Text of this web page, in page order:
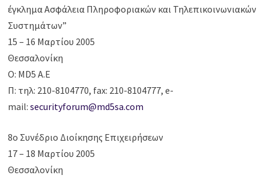
έγκλημα Ασφάλεια Πληροφοριακών και Τηλεπικοινωνιακών
Συστημάτων”
15 – 16 Μαρτίου 2005
Θεσσαλονίκη
Ο: MD5 A.E
Π: τηλ: 210-8104770, fax: 210-8104777, e-
mail:securityforum@md5sa.com
8ο Συνέδριο Διοίκησης Επιχειρήσεων
17 – 18 Μαρτίου 2005
Θεσσαλονίκη